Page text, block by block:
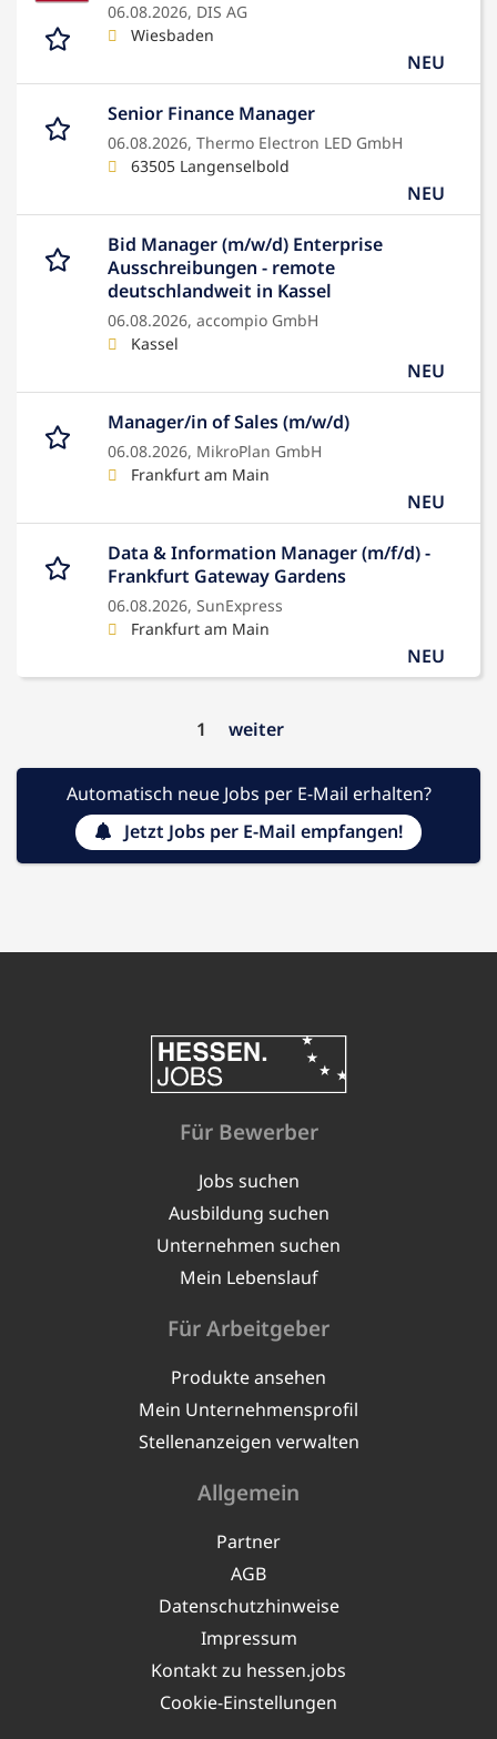
06.08.2026, DIS AG
Wiesbaden
NEU
Senior Finance Manager
06.08.2026, Thermo Electron LED GmbH
63505 Langenselbold
NEU
Bid Manager (m/w/d) Enterprise
Ausschreibungen - remote
deutschlandweit in Kassel
06.08.2026, accompio GmbH
Kassel
NEU
Manager/in of Sales (m/w/d)
06.08.2026, MikroPlan GmbH
Frankfurt am Main
NEU
Data & Information Manager (m/f/d) -
Frankfurt Gateway Gardens
06.08.2026, SunExpress
Frankfurt am Main
NEU
1 weiter
Automatisch neue Jobs per E-Mail erhalten?
Jetzt Jobs per E-Mail empfangen!
Für Bewerber
Jobs suchen
Ausbildung suchen
Unternehmen suchen
Mein Lebenslauf
Für Arbeitgeber
Produkte ansehen
Mein Unternehmensprofil
Stellenanzeigen verwalten
Allgemein
Partner
AGB
Datenschutzhinweise
Impressum
Kontakt zu hessen.jobs
Cookie-Einstellungen